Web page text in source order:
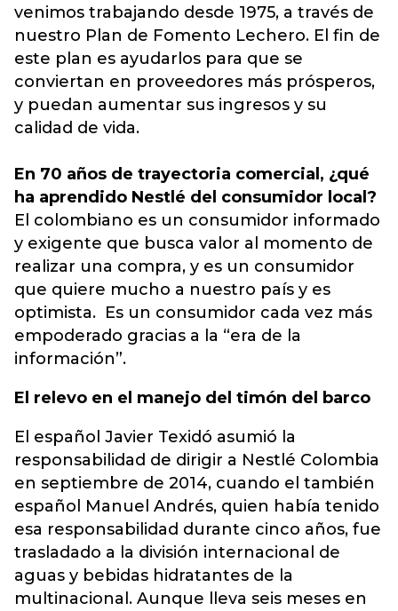
venimos trabajando desde 1975, a través de
nuestro Plan de Fomento Lechero. El fin de
este plan es ayudarlos para que se
conviertan en proveedores más prósperos,
y puedan aumentar sus ingresos y su
calidad de vida.
En 70 años de trayectoria comercial, ¿qué
ha aprendido Nestlé del consumidor local?
El colombiano es un consumidor informado
y exigente que busca valor al momento de
realizar una compra, y es un consumidor
que quiere mucho a nuestro país y es
optimista. Es un consumidor cada vez más
empoderado gracias a la “era de la
información”.
El relevo en el manejo del timón del barco
El español Javier Texidó asumió la
responsabilidad de dirigir a Nestlé Colombia
en septiembre de 2014, cuando el también
español Manuel Andrés, quien había tenido
esa responsabilidad durante cinco años, fue
trasladado a la división internacional de
aguas y bebidas hidratantes de la
multinacional. Aunque lleva seis meses en